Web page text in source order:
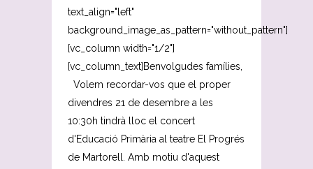
text_align="left"
background_image_as_pattern="without_pattern"]
[vc_column width="1/2"]
[vc_column_text]Benvolgudes famílies,
Volem recordar-vos que el proper
divendres 21 de desembre a les
10:30h tindrà lloc el concert
d'Educació Primària al teatre El Progrés
de Martorell. Amb motiu d'aquest